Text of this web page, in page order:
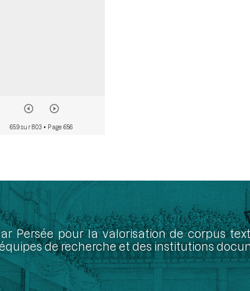
659 sur 803 • Page 656
Persée pour la valorisation de corpus
de recherche et des institutions